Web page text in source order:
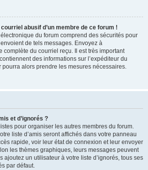
abusif d’un membre de ce forum !
du forum comprend des sécurités pour
de tels messages. Envoyez à
complète du courriel reçu. Il est très important
des informations sur l’expéditeur du
pourra alors prendre les mesures nécessaires.
et d’ignorés ?
pour organiser les autres membres du forum.
liste d’amis seront affichés dans votre panneau
rapide, voir leur état de connexion et leur envoyer
les thèmes graphiques, leurs messages peuvent
ajoutez un utilisateur à votre liste d’ignorés, tous ses
par défaut.